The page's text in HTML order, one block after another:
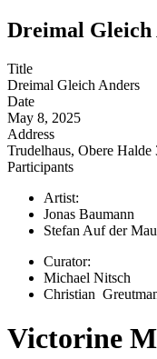
Dreimal Gleich
Title
Dreimal Gleich Anders
Date
May 8, 2025
Address
Trudelhaus, Obere
Participants
Artist:
Jonas Baumann
Stefan Auf der
Curator:
Michael Nitsch
Christian
Victorine